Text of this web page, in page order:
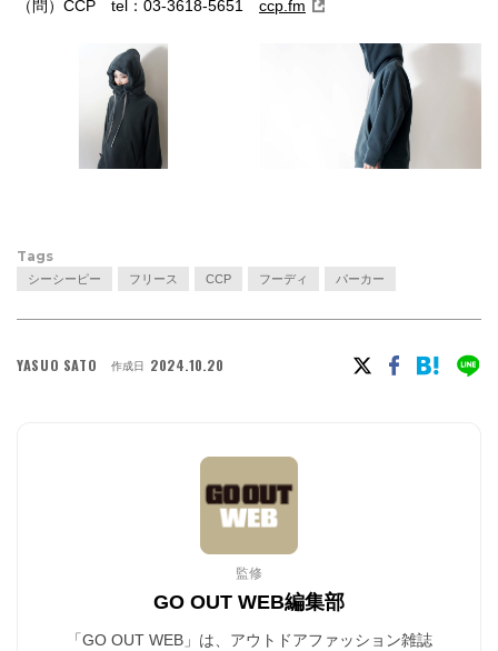
（問）CCP tel：03-3618-5651 ccp.fm
Tags
シーシーピー フリース CCP フーディ パーカー
YASUO SATO 作成日 2024.10.20
監修
GO OUT WEB編集部
「GO OUT WEB」は、アウトドアファッション雑誌